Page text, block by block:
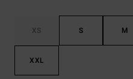
XS S M
XXL